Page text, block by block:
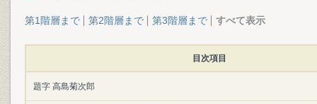
第1階層まで 第2階層まで 第3階層まで すべて表示
目次項目
題字 高島菊次郎